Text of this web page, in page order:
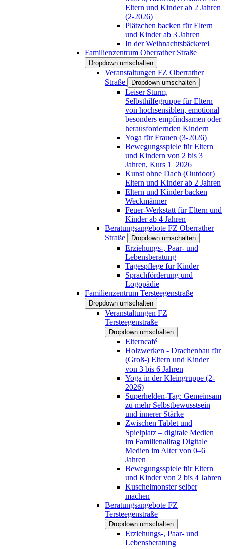
Eltern und Kinder ab 2 Jahren
(2-2026)
Plätzchen backen für Eltern
und Kinder ab 3 Jahren
In der Weihnachtsbäckerei
Familienzentrum Oberrather Straße
Dropdown umschalten
Veranstaltungen FZ Oberrather
Straße
Dropdown umschalten
Leiser Sturm,
Selbsthilfegruppe für Eltern
von hochsensiblen, emotional
besonders empfindsamen oder
herausfordernden Kindern
Yoga für Frauen (3-2026)
Bewegungsspiele für Eltern
und Kindern von 2 bis 3
Jahren, Kurs 1_2026
Kunst ohne Dach (Outdoor)
Eltern und Kinder ab 2 Jahren
Eltern und Kinder backen
Weckmänner
Feuer-Werkstatt für Eltern und
Kinder ab 4 Jahren
Beratungsangebote FZ Oberrather
Straße
Dropdown umschalten
Erziehungs-, Paar- und
Lebensberatung
Tagespflege für Kinder
Sprachförderung und
Logopädie
Familienzentrum Tersteegenstraße
Dropdown umschalten
Veranstaltungen FZ
Tersteegenstraße
Dropdown umschalten
Elterncafé
Holzwerken - Drachenbau für
(Groß-) Eltern und Kinder
von 3 bis 6 Jahren
Yoga in der Kleingruppe (2-
2026)
Superhelden-Tag: Gemeinsam
zu mehr Selbstbewusstsein
und innerer Stärke
Zwischen Tablet und
Spielplatz – digitale Medien
im Familienalltag Digitale
Medien im Alter von 0–6
Jahren
Bewegungsspiele für Eltern
und Kinder von 2 bis 4 Jahren
Kuschelmonster selber
machen
Beratungsangebote FZ
Tersteegenstraße
Dropdown umschalten
Erziehungs-, Paar- und
Lebensberatung